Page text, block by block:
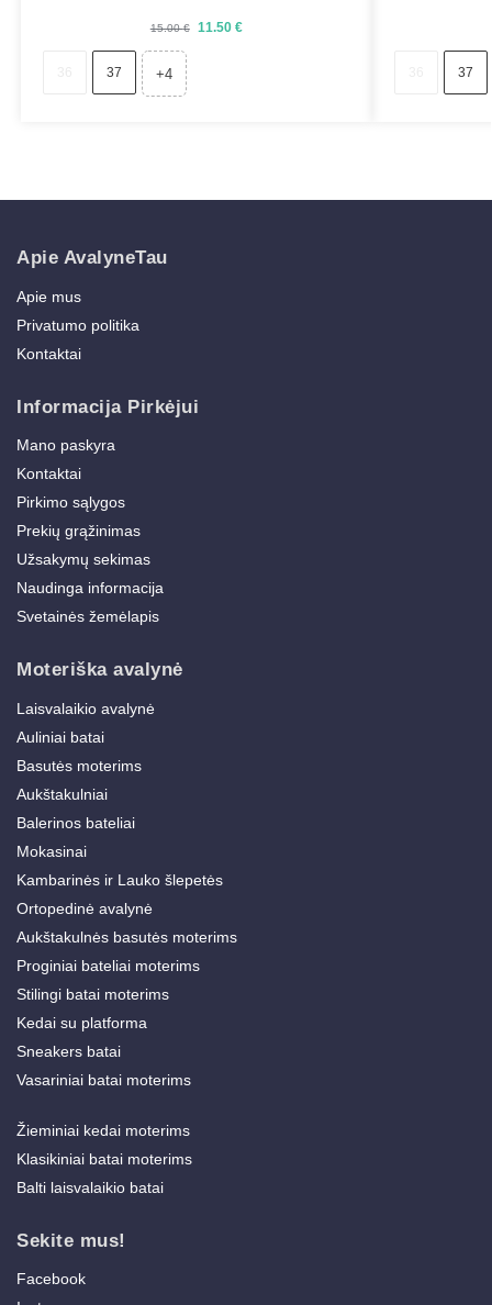
15.00€ 11.50 €
37 +4 37
Apie AvalyneTau
Apie mus
Privatumo politika
Kontaktai
Informacija Pirkėjui
Mano paskyra
Kontaktai
Pirkimo sąlygos
Prekių grąžinimas
Užsakymų sekimas
Naudinga informacija
Svetainės žemėlapis
Moteriška avalynė
Laisvalaikio avalynė
Auliniai batai
Basutės moterims
Aukštakulniai
Balerinos bateliai
Mokasinai
Kambarinės ir Lauko šlepetės
Ortopedinė avalynė
Aukštakulnės basutės moterims
Proginiai bateliai moterims
Stilingi batai moterims
Kedai su platforma
Sneakers batai
Vasariniai batai moterims
Žieminiai kedai moterims
Klasikiniai batai moterims
Balti laisvalaikio batai
Sekite mus!
Facebook